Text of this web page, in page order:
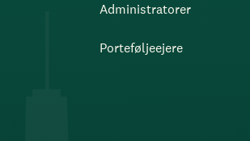
Administratorer
Porteføljeejere